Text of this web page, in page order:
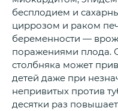
бесплодием и
циррозом и раком
беременности —
поражениями плода.
столбняка может
детей даже при
непривитых против
десятки раз